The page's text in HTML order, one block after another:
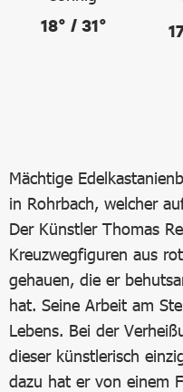
18° / 31°
Mächtige
in Rohrbach, welcher
Der Künstler Thomas
Kreuzwegfiguren aus
gehauen, die er
hat. Seine Arbeit am
Lebens. Bei der
dieser künstlerisch
dazu hat er von einem